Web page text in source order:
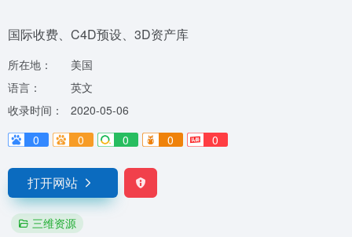
国际收费、C4D预设、3D资产库
所在地：
美国
语言：
英文
收录时间：
2020-05-06
0
0 0 0 0
打开网站
三维资源